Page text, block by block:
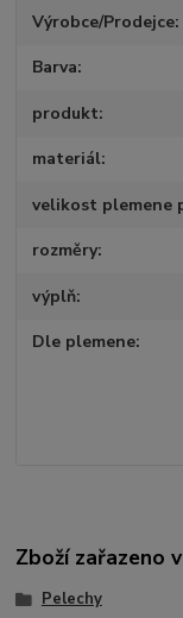
Výrobce/Prodejce
Barva
produkt
materiál
velikost plemene
rozměry
výplň
Dle plemene
Zboží zařazeno
Pelechy